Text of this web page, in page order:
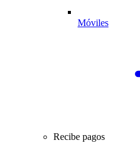
Móviles
Recibe pagos